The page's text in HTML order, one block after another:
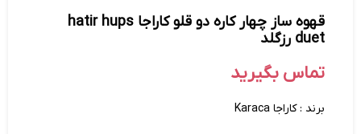
قهوه ساز چهار کاره دو قلو کاراجا hatir hups
duet رزگلد
تماس بگیرید
برند : کاراجا Karaca